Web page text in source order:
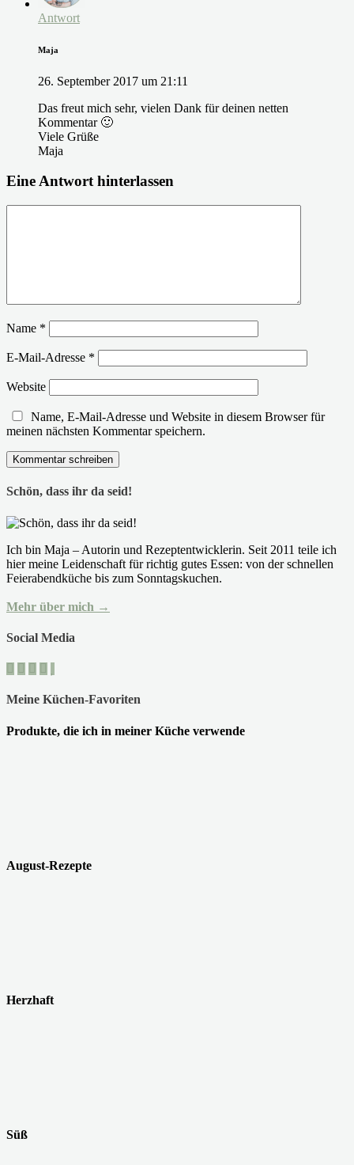
Antwort
Maja
26. September 2017 um 21:11
Das freut mich sehr, vielen Dank für deinen netten
Kommentar 🙂
Viele Grüße
Maja
Eine Antwort hinterlassen
Name *
E-Mail-Adresse *
Website
Name, E-Mail-Adresse und Website in diesem Browser für
meinen nächsten Kommentar speichern.
Schön, dass ihr da seid!
Ich bin Maja – Autorin und Rezeptentwicklerin. Seit 2011 teile ich
hier meine Leidenschaft für richtig gutes Essen: von der schnellen
Feierabendküche bis zum Sonntagskuchen.
Mehr über mich →
Social Media
Meine Küchen-Favoriten
Produkte, die ich in meiner Küche verwende
August-Rezepte
Herzhaft
Süß